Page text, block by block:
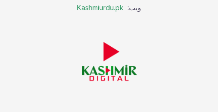
ویب: Kashmiurdu.pk